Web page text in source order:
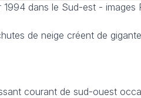
dans le Sud-est - images
de neige créent de
courant de sud-ouest